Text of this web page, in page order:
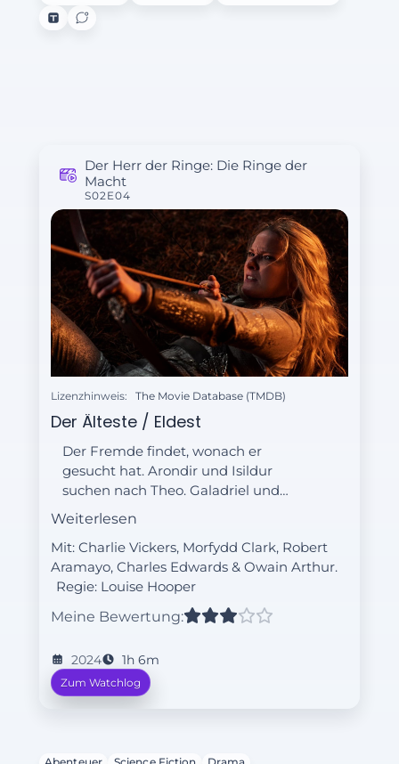
Der Herr der Ringe: Die Ringe der
Macht
S02E04
Lizenzhinweis: The Movie Database (TMDB)
Der Älteste / Eldest
Der Fremde findet, wonach er
gesucht hat. Arondir und Isildur
suchen nach Theo. Galadriel und
Elrond tappen in eine Falle.
Weiterlesen
Mit: Charlie Vickers, Morfydd Clark, Robert
Aramayo, Charles Edwards & Owain Arthur.
Regie: Louise Hooper
Meine Bewertung:
2024 1h 6m
Zum Watchlog